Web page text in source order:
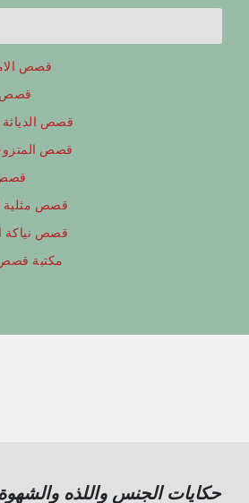
قصص
قصص
قصص الدياثة
قصص
قصص مثلية
قصص نياكة
مكتبة قصص
حكايات الجنس واللذه